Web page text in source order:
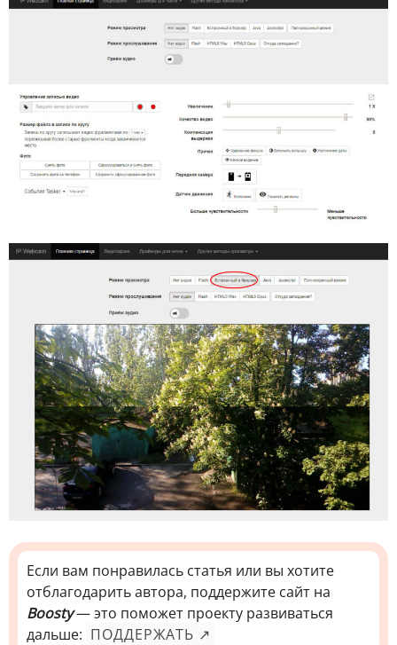
Если вам понравилась статья или вы хотите
отблагодарить автора, поддержите сайт на
Boosty— это поможет проекту развиваться
дальше: ПОДДЕРЖАТЬ ↗